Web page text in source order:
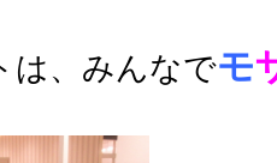
は、みんなでモ